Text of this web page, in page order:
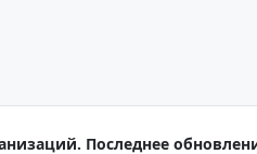
Последнее